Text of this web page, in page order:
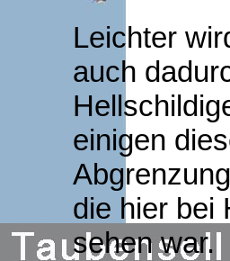
Leichter
auch
einigen
die hier bei
sehen war.